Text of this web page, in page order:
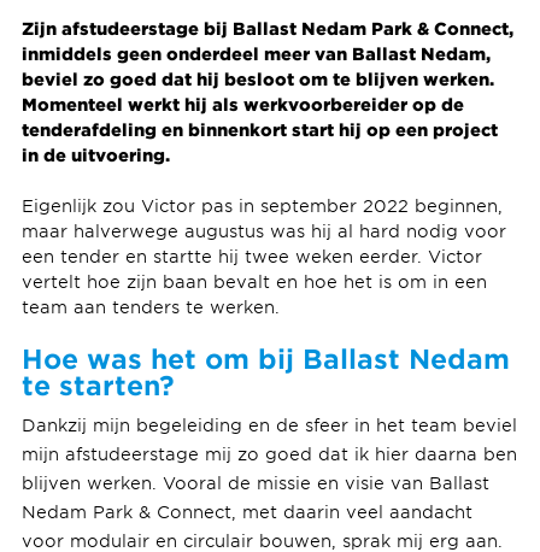
Zijn afstudeerstage bij Ballast Nedam Park & Connect,
inmiddels geen onderdeel meer van Ballast Nedam,
beviel zo goed dat hij besloot om te blijven werken.
Momenteel werkt hij als werkvoorbereider op de
tenderafdeling en binnenkort start hij op een project
in de uitvoering.
Eigenlijk zou Victor pas in september 2022 beginnen,
maar halverwege augustus was hij al hard nodig voor
een tender en startte hij twee weken eerder. Victor
vertelt hoe zijn baan bevalt en hoe het is om in een
team aan tenders te werken.
Hoe was het om bij Ballast Nedam
te starten?
Dankzij mijn begeleiding en de sfeer in het team beviel
mijn afstudeerstage mij zo goed dat ik hier daarna ben
blijven werken. Vooral de missie en visie van Ballast
Nedam Park & Connect, met daarin veel aandacht
voor modulair en circulair bouwen, sprak mij erg aan.